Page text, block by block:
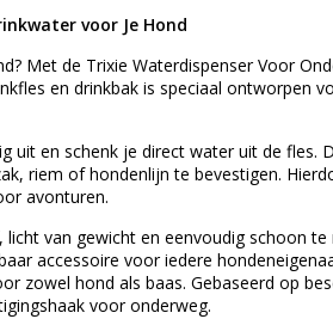
voor Je Hond
Met de Trixie Waterdispenser Voor
en drinkbak is speciaal ontworpen
uit en schenk je direct water uit de fles.
riem of hondenlijn te bevestigen.
avonturen.
van gewicht en eenvoudig schoon
accessoire voor iedere
zowel hond als baas. Gebaseerd op
voor onderweg.